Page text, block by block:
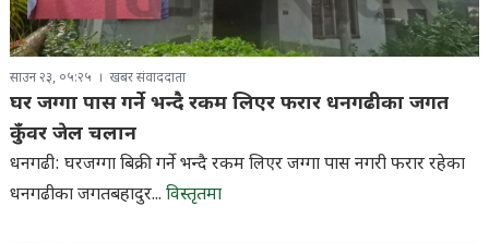
साउन २३, ०५:२५ खबर संवाददाता
घर जग्गा पास गर्ने भन्दै रकम लिएर फरार धनगढीका जगत
कुँवर जेल चलान
धनगढी: घरजग्गा बिक्री गर्ने भन्दै रकम लिएर जग्गा पास नगरी फरार रहेका
धनगढीका जगतबहादुर... विस्तृतमा